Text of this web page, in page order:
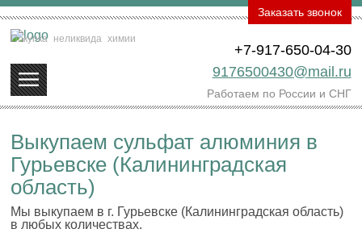
Покупка неликвида химии
+7-917-650-04-30
9176500430@mail.ru
Работаем по России и СНГ
Заказать звонок
Выкупаем сульфат алюминия в
Гурьевске (Калининградская
область)
Мы выкупаем в г. Гурьевске (Калининградская область)
в любых количествах.